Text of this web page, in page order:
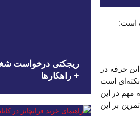
ریجکتی درخواست
+ راهکارها
است:
حرفه در
نکته‌ای است
مهم در این
بر این